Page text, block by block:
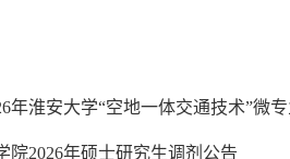
年淮安大学“空地一体交通技术”微
院2026年硕士研究生调剂公告